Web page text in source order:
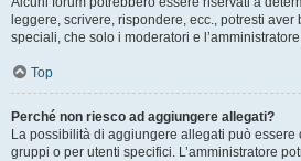
leggere, scrivere, rispondere, ecc., potresti
speciali, che solo i moderatori e
Top
Perché non riesco ad aggiungere allegati?
La possibilità di aggiungere allegati può essere
gruppi o per utenti specifici. L’amministratore